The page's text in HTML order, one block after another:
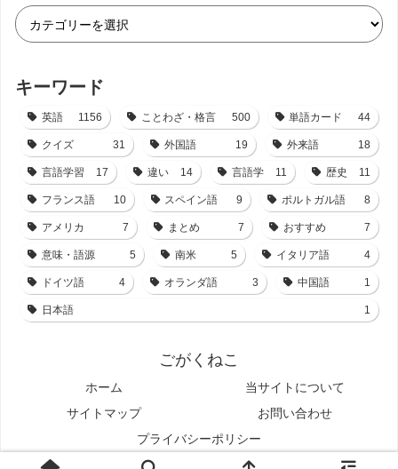
キーワード
英語 1156 ことわざ・格言 500 単語カード 44
クイズ 31 外国語 19 外来語 18
言語学習 17 違い 14 言語学 11 歴史 11
フランス語 10 スペイン語 9 ポルトガル語 8
アメリカ 7 まとめ 7 おすすめ 7
意味・語源 5 南米 5 イタリア語 4
ドイツ語 4 オランダ語 3 中国語 1
日本語 1
ごがくねこ
ホーム
当サイトについて
サイトマップ
お問い合わせ
プライバシーポリシー